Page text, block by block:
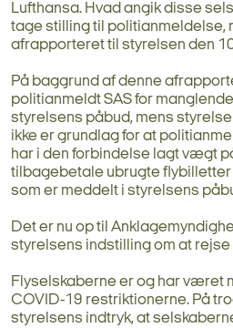
Lufthansa. Hvad angik disse
tage stilling til politianmeldelse,
afrapporteret til styrelsen den
På baggrund af denne
politianmeldt SAS for
styrelsens påbud, mens
ikke er grundlag for at
har i den forbindelse lagt vægt
tilbagebetale ubrugte flybilletter
som er meddelt i styrelsens
Det er nu op til
styrelsens indstilling om at rejse
Flyselskaberne er og har været
COVID-19 restriktionerne. På
styrelsens indtryk, at